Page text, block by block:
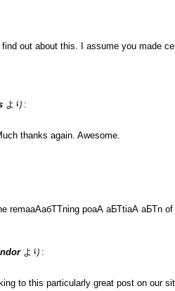
out about this. I assume you made
より:
thanks again. Awesome.
poаА аБТtiаА аБТn
より:
to this particularly great post on our